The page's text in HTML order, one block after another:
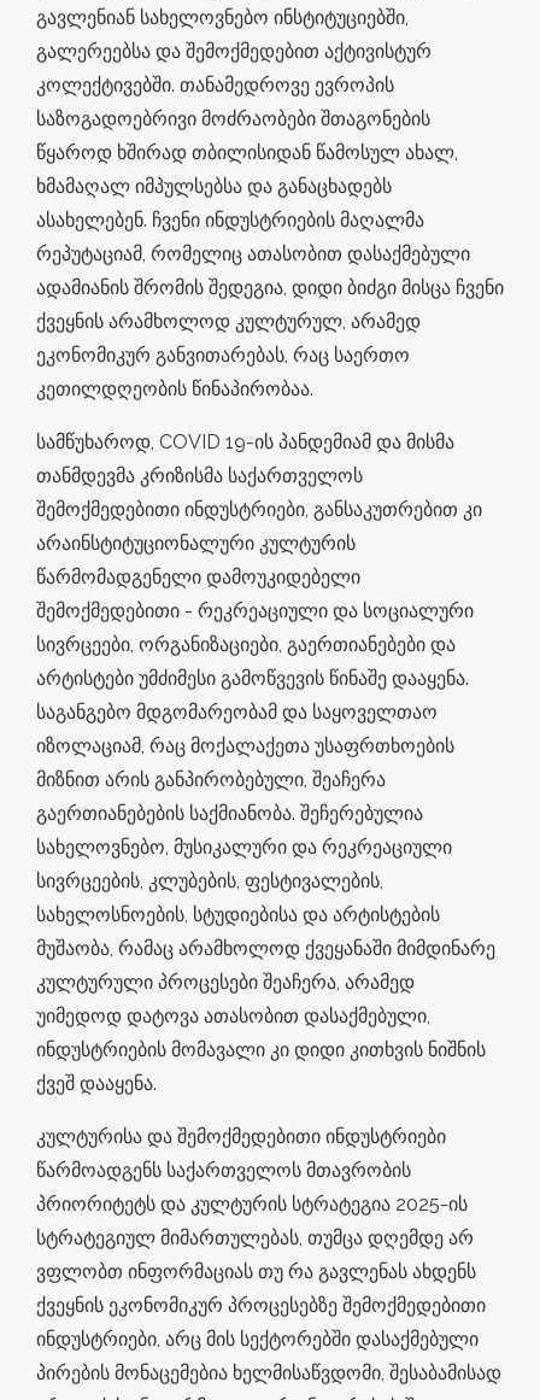
გავლენიან სახელოვნებო ინსტიტუციებში,
გალერეებსა და შემოქმედებით აქტივისტურ
კოლექტივებში. თანამედროვე ევროპის
საზოგადოებრივი მოძრაობები შთაგონების
წყაროდ ხშირად თბილისიდან წამოსულ ახალ,
ხმამაღალ იმპულსებსა და განაცხადებს
ასახელებენ. ჩვენი ინდუსტრიების მაღალმა
რეპუტაციამ, რომელიც ათასობით დასაქმებული
ადამიანის შრომის შედეგია, დიდი ბიძგი მისცა ჩვენი
ქვეყნის არამხოლოდ კულტურულ, არამედ
ეკონომიკურ განვითარებას, რაც საერთო
კეთილდღეობის წინაპირობაა.
სამწუხაროდ, COVID 19-ის პანდემიამ და მისმა
თანმდევმა კრიზისმა საქართველოს
შემოქმედებითი ინდუსტრიები, განსაკუთრებით კი
არაინსტიტუციონალური კულტურის
წარმომადგენელი დამოუკიდებელი
შემოქმედებითი - რეკრეაციული და სოციალური
სივრცეები, ორგანიზაციები, გაერთიანებები და
არტისტები უმძიმესი გამოწვევის წინაშე დააყენა.
საგანგებო მდგომარეობამ და საყოველთაო
იზოლაციამ, რაც მოქალაქეთა უსაფრთხოების
მიზნით არის განპირობებული, შეაჩერა
გაერთიანებების საქმიანობა. შეჩერებულია
სახელოვნებო, მუსიკალური და რეკრეაციული
სივრცეების, კლუბების, ფესტივალების,
სახელოსნოების, სტუდიებისა და არტისტების
მუშაობა, რამაც არამხოლოდ ქვეყანაში მიმდინარე
კულტურული პროცესები შეაჩერა, არამედ
უიმედოდ დატოვა ათასობით დასაქმებული,
ინდუსტრიების მომავალი კი დიდი კითხვის ნიშნის
ქვეშ დააყენა.
კულტურისა და შემოქმედებითი ინდუსტრიები
წარმოადგენს საქართველოს მთავრობის
პრიორიტეტს და კულტურის სტრატეგია 2025-ის
სტრატეგიულ მიმართულებას, თუმცა დღემდე არ
ვფლობთ ინფორმაციას თუ რა გავლენას ახდენს
ქვეყნის ეკონომიკურ პროცესებზე შემოქმედებითი
ინდუსტრიები, არც მის სექტორებში დასაქმებული
პირების მონაცემებია ხელმისაწვდომი, შესაბამისად